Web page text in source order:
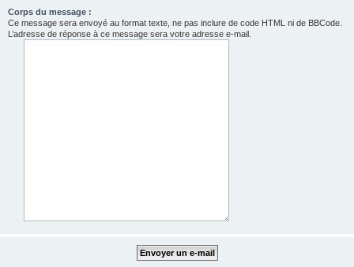
Corps du message :
Ce message sera envoyé au format texte, ne pas inclure de code HTML ni de BBCode.
L’adresse de réponse à ce message sera votre adresse e-mail.